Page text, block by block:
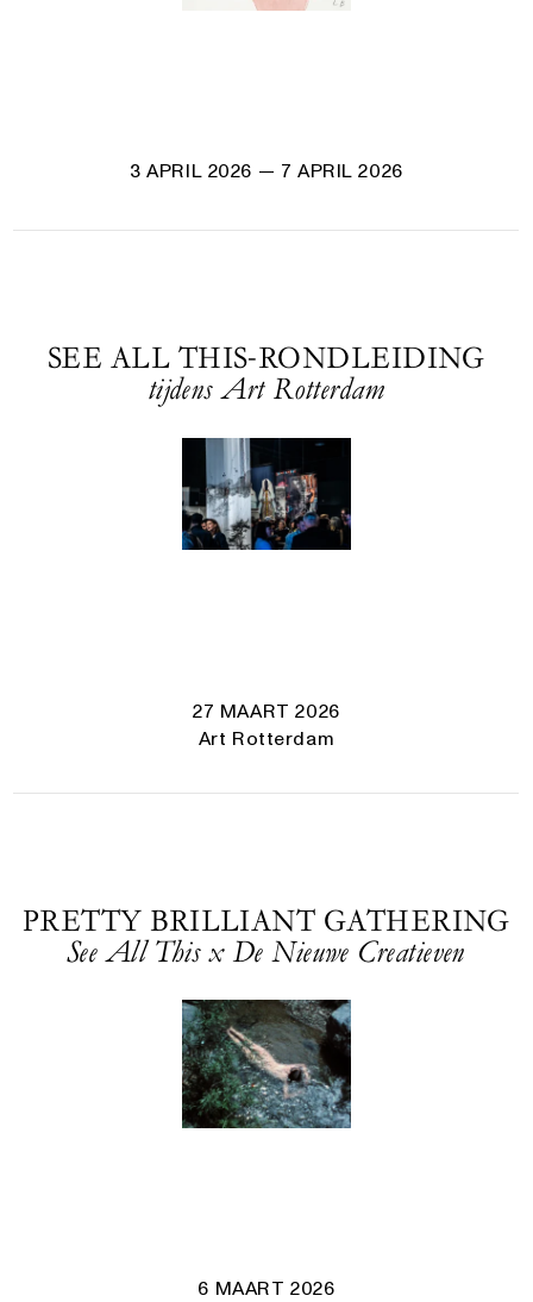
3 APRIL 2026 — 7 APRIL 2026
SEE ALL THIS-RONDLEIDING
tijdens Art Rotterdam
27 MAART 2026
Art Rotterdam
PRETTY BRILLIANT GATHERING
See All This x De Nieuwe Creatieven
6 MAART 2026